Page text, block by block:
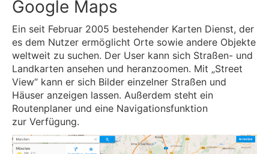
Google Maps
Ein seit Februar 2005 bestehender Karten Dienst, der
es dem Nutzer ermöglicht Orte sowie andere Objekte
weltweit zu suchen. Der User kann sich Straßen- und
Landkarten ansehen und heranzoomen. Mit „Street
View“ kann er sich Bilder einzelner Straßen und
Häuser anzeigen lassen. Außerdem steht ein
Routenplaner und eine Navigationsfunktion
zur Verfügung.